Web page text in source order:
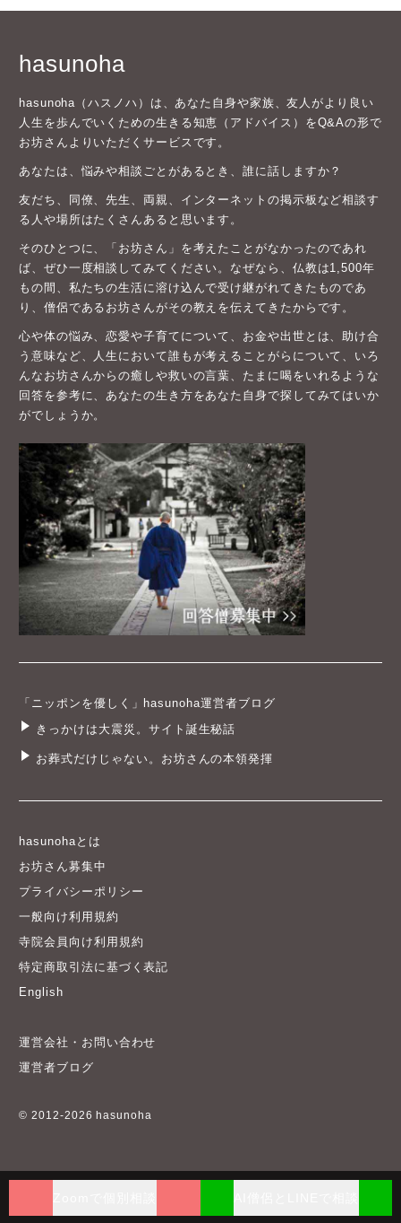
hasunoha
hasunoha（ハスノハ）は、あなた自身や家族、友人がより良い
人生を歩んでいくための生きる知恵（アドバイス）をQ&Aの形で
お坊さんよりいただくサービスです。
あなたは、悩みや相談ごとがあるとき、誰に話しますか？
友だち、同僚、先生、両親、インターネットの掲示板など相談す
る人や場所はたくさんあると思います。
そのひとつに、「お坊さん」を考えたことがなかったのであれ
ば、ぜひ一度相談してみてください。なぜなら、仏教は1,500年
もの間、私たちの生活に溶け込んで受け継がれてきたものであ
り、僧侶であるお坊さんがその教えを伝えてきたからです。
心や体の悩み、恋愛や子育てについて、お金や出世とは、助け合
う意味など、人生において誰もが考えることがらについて、いろ
んなお坊さんからの癒しや救いの言葉、たまに喝をいれるような
回答を参考に、あなたの生き方をあなた自身で探してみてはいか
がでしょうか。
「ニッポンを優しく」hasunoha運営者ブログ
きっかけは大震災。サイト誕生秘話
お葬式だけじゃない。お坊さんの本領発揮
hasunohaとは
お坊さん募集中
プライバシーポリシー
一般向け利用規約
寺院会員向け利用規約
特定商取引法に基づく表記
English
運営会社・お問い合わせ
運営者ブログ
© 2012-2026 hasunoha